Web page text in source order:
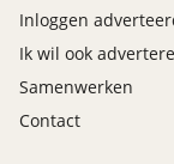
Inloggen
Ik wil ook
Samenwerken
Contact